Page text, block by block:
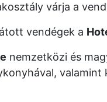
várja a
vendégek a
nemzetközi és
valamint